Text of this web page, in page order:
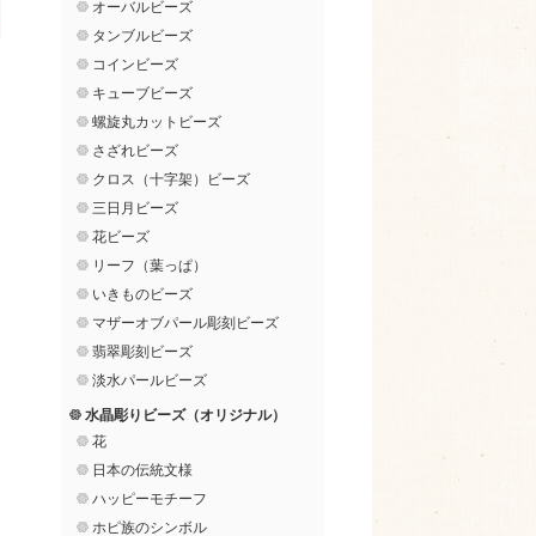
オーバルビーズ
タンブルビーズ
コインビーズ
キューブビーズ
螺旋丸カットビーズ
さざれビーズ
クロス（十字架）ビーズ
三日月ビーズ
花ビーズ
リーフ（葉っぱ）
いきものビーズ
マザーオブパール彫刻ビーズ
翡翠彫刻ビーズ
淡水パールビーズ
水晶彫りビーズ（オリジナル）
花
日本の伝統文様
ハッピーモチーフ
ホピ族のシンボル